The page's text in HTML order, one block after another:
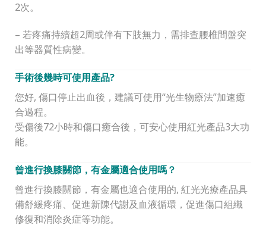
2次。
– 若疼痛持續超2周或伴有下肢無力，需排查腰椎間盤突
出等器質性病變。
手術後幾時可使用產品?
您好, 傷口停止出血後，建議可使用“光生物療法”加速癒
合過程。
受傷後72小時和傷口癒合後，可安心使用紅光產品3大功
能。
曾進行換膝關節，有金屬適合使用嗎？
曾進行換膝關節，有金屬也適合使用的, 紅光光療產品具
備舒緩疼痛、促進新陳代謝及血液循環，促進傷口組織
修復和消除炎症等功能。